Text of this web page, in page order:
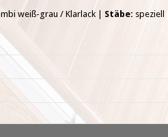
weiß-grau / Klarlack | Stäbe: speziell |